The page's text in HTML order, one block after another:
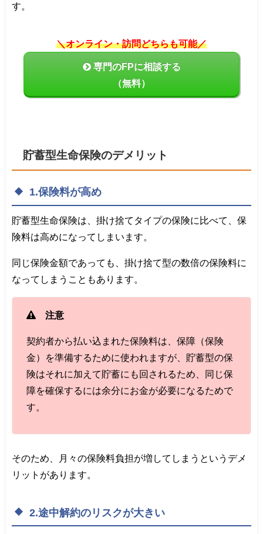
す。
＼オンライン・訪問どちらも可能／
専門のFPに相談する
（無料）
貯蓄型生命保険のデメリット
1.保険料が高め
貯蓄型生命保険は、掛け捨てタイプの保険に比べて、保
険料は高めになってしまいます。
同じ保険金額であっても、掛け捨て型の数倍の保険料に
なってしまうこともあります。
注意
契約者から払い込まれた保険料は、保障（保険
金）を準備するために使われますが、貯蓄型の保
険はそれに加えて貯蓄にも回されるため、同じ保
障を確保するには余分にお金が必要になるためで
す。
そのため、月々の保険料負担が増してしまうというデメ
リットがあります。
2.途中解約のリスクが大きい